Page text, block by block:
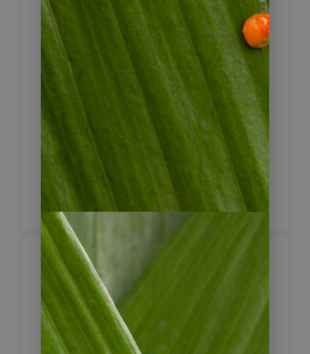
Darüber hinaus bietet die Umgebung
optionale Aktivitäten wie
Birdwatching oder Wanderungen
durch Plantagen und angrenzende
Wälder. Alternativ genießen Sie die
Ruhe auf dem Gelände der Finca,
mit Blick auf die grünen Hügel und
begleitet von den Geräuschen der
Natur.
Inklusive Frühstück
6
Panoramafahrt
nach Salamina –
Koloniales Erbe der
Kaffeezone